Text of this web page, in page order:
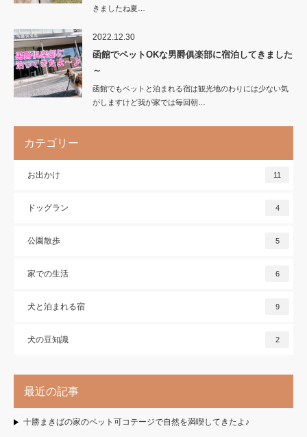
きましたね夏…
2022.12.30
函館でペットOKな男爵俱楽部に宿泊してきました
～
函館でもペットと泊まれる宿は観光地のわりには少ない気
がしますけど我が家では毎回朝…
カテゴリー
お出かけ 11
ドッグラン 4
公園散歩 5
家での生活 6
犬と泊まれる宿 9
犬の豆知識 2
最近の記事
十勝まきばの家のペット可コテージで自然を満喫してきたよ♪